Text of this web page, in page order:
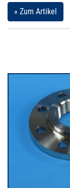
» Zum Artikel